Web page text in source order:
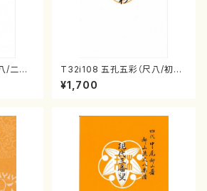
/二代
都山
T32i108 五孔五彩（尺八/初代
石垣征山/尺八/都山式譜）都山
流公刊楽譜曲番:557
¥1,700